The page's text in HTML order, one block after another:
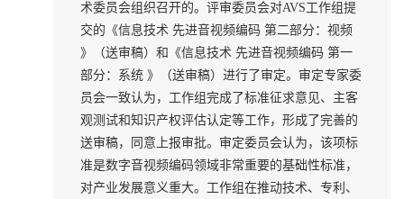
术委员会组织召开的。评审委员会对AVS工作组提
交的《信息技术 先进音视频编码 第二部分：视频
》（送审稿）和《信息技术 先进音视频编码 第一
部分：系统 》（送审稿）进行了审定。审定专家委
员会一致认为，工作组完成了标准征求意见、主客
观测试和知识产权评估认定等工作，形成了完善的
送审稿，同意上报审批。审定委员会认为，该项标
准是数字音视频编码领域非常重要的基础性标准，
对产业发展意义重大。工作组在推动技术、专利、